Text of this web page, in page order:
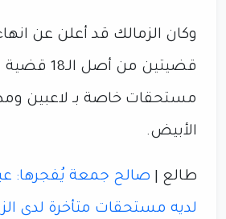
وكان الزمالك قد أعلن عن انهاء
قضيتين من
مستحقات خاصة بـ لاعبين
الأبيض.
طالع | صالح جمعة يُفجرها:
لديه مستحقات متأخرة لدى